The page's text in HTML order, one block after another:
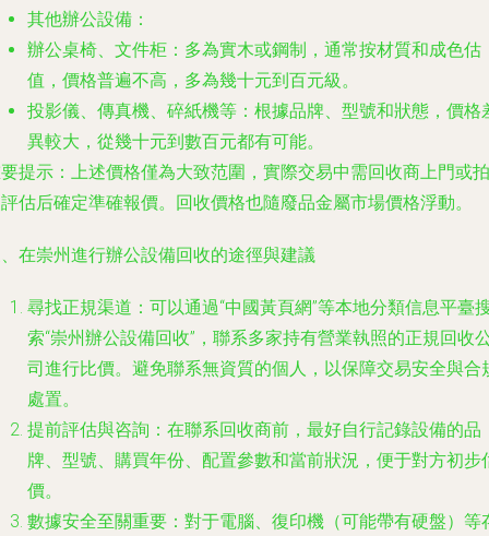
其他辦公設備 ：
辦公桌椅、文件柜：多為實木或鋼制，通常按材質和成色估
值，價格普遍不高，多為幾十元到百元級。
投影儀、傳真機、碎紙機等：根據品牌、型號和狀態，價格
異較大，從幾十元到數百元都有可能。
提示 ：上述價格僅為大致范圍，實際交易中需回收商上門或拍
估后確定準確報價。回收價格也隨廢品金屬市場價格浮動。
在崇州進行辦公設備回收的途徑與建議
尋找正規渠道 ：可以通過“中國黃頁網”等本地分類信息平臺
索“崇州辦公設備回收”，聯系多家持有營業執照的正規回收
司進行比價。避免聯系無資質的個人，以保障交易安全與合
處置。
提前評估與咨詢 ：在聯系回收商前，最好自行記錄設備的品
牌、型號、購買年份、配置參數和當前狀況，便于對方初步
價。
數據安全至關重要 ：對于電腦、復印機（可能帶有硬盤）等